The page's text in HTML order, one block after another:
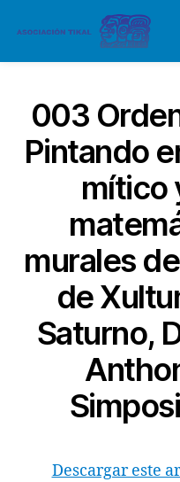
003
Pintando
mítico
murales
de
Saturno,
Descargar este